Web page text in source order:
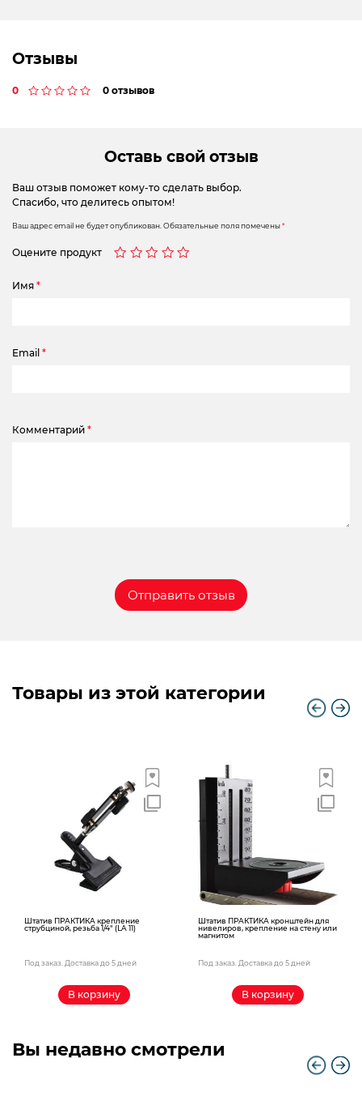
Отзывы
0 0 отзывов
Оставь свой отзыв
Ваш отзыв поможет кому-то сделать выбор.
Спасибо, что делитесь опытом!
Ваш адрес email не будет опубликован.Обязательные поля помечены*
Оцените продукт
Имя *
Email *
Комментарий *
Товары из этой категории
Штатив ПРАКТИКА крепление
струбциной, резьба 1/4″ (LA 11)
Под заказ. Доставка до 5 дней
В корзину
Штатив ПРАКТИКА кронштейн для
нивелиров, крепление на стену или
магнитом
Под заказ. Доставка до 5 дней
В корзину
Вы недавно смотрели